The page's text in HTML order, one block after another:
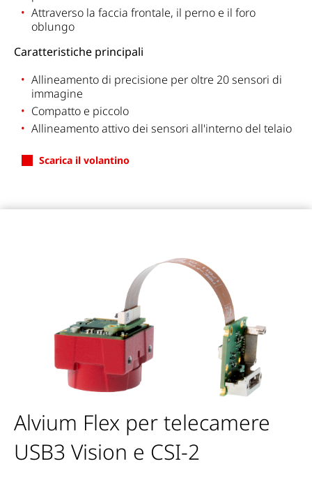
Attraverso la faccia frontale, il perno e il foro
oblungo
Caratteristiche principali
Allineamento di precisione per oltre 20 sensori di
immagine
Compatto e piccolo
Allineamento attivo dei sensori all'interno del telaio
Scarica il volantino
Alvium Flex per telecamere
USB3 Vision e CSI-2